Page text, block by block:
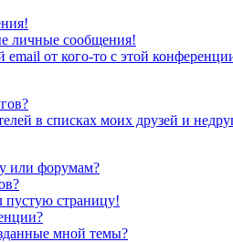
личные сообщения!
от кого-то с этой
в списках моих друзей и
или форумам?
пустую страницу!
мной темы?